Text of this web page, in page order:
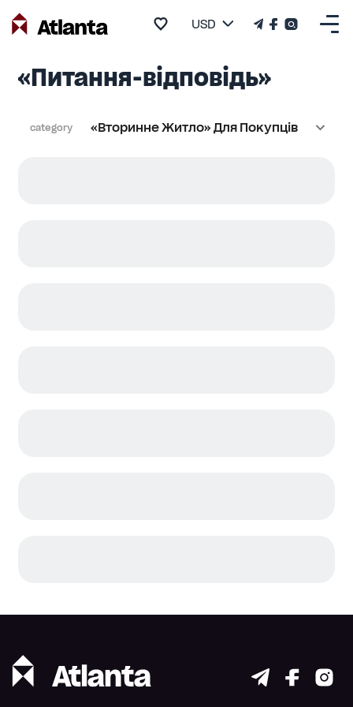
USD
«Питання-відповідь»
category «Вторинне Житло» Для Покупців